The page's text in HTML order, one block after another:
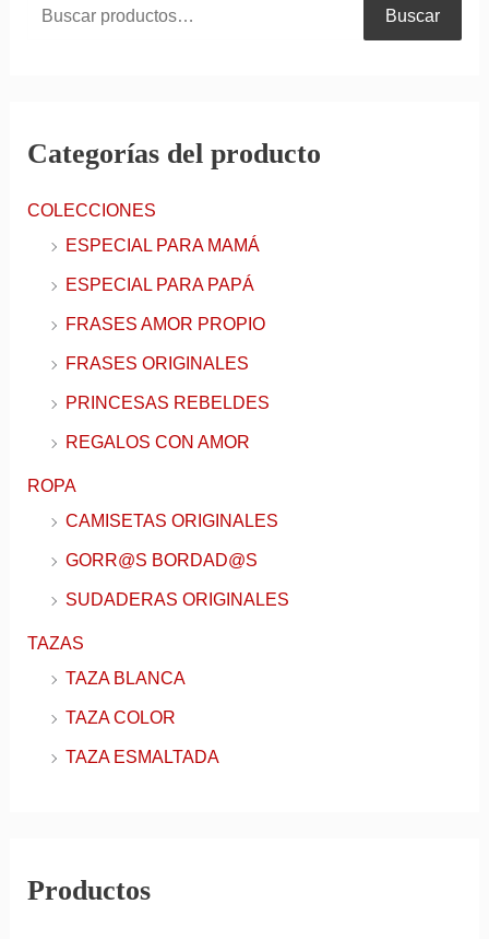
Buscar
Categorías del producto
COLECCIONES
ESPECIAL PARA MAMÁ
ESPECIAL PARA PAPÁ
FRASES AMOR PROPIO
FRASES ORIGINALES
PRINCESAS REBELDES
REGALOS CON AMOR
ROPA
CAMISETAS ORIGINALES
GORR@S BORDAD@S
SUDADERAS ORIGINALES
TAZAS
TAZA BLANCA
TAZA COLOR
TAZA ESMALTADA
Productos